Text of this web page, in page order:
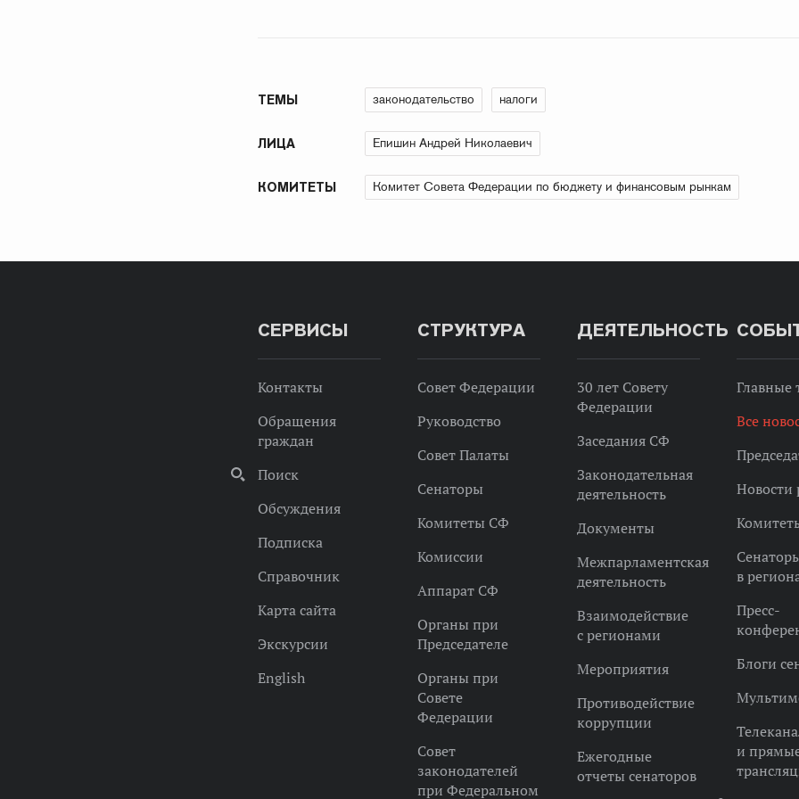
ТЕМЫ законодательство налоги
ЛИЦА Епишин Андрей Николаевич
КОМИТЕТЫ Комитет Совета Федерации по бюджету и финансовым рынкам
СЕРВИСЫ
Контакты
Обращения
граждан
Поиск
Обсуждения
Подписка
Справочник
Карта сайта
Экскурсии
English
СТРУКТУРА
Совет Федерации
Руководство
Совет Палаты
Сенаторы
Комитеты СФ
Комиссии
Аппарат СФ
Органы при
Председателе
Органы при
Совете
Федерации
Совет
законодателей
при Федеральном
ДЕЯТЕЛЬНОСТЬ
30 лет Совету
Федерации
Заседания СФ
Законодательная
деятельность
Документы
Межпарламентская
деятельность
Взаимодействие
с регионами
Мероприятия
Противодействие
коррупции
Ежегодные
отчеты сенаторов
Главные
Все
Новости
в
Пресс-
Блоги
и